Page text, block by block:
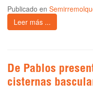
Publicado en
Leer más ...
De Pablos
cisternas